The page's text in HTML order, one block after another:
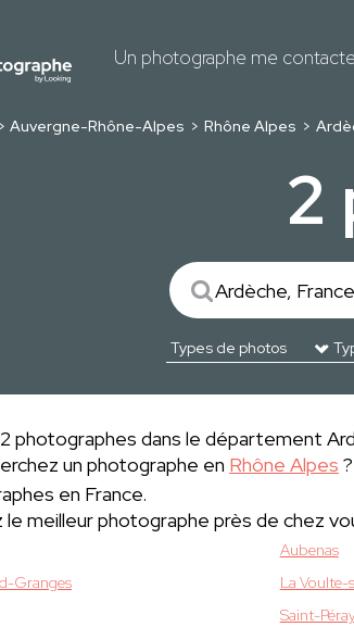
Un photographe me contacte
Auvergne-Rhône-Alpes Rhône Alpes
2
photographes dans le département
un photographe en Rhône Alpes
en France.
le meilleur photographe près de chez
Aubenas
Granges
La Voulte-
Saint-